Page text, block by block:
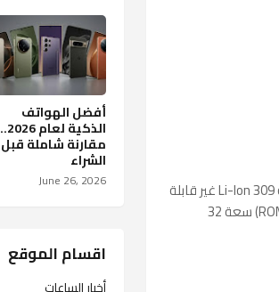
والتي تعمل بنظام تشغيل watchOS 9.2، كما يوجد بها بطارية 309 Li-lon غير قابلة
للإزالة، وكذلك تمتلك ذاكرة وصول عشوائي (RAM) سعة 1 جيجابايت، وذاكرة وصول عشوائي (ROM) سعة 32
أفضل الهواتف
الذكية لعام 2026..
مقارنة شاملة قبل
الشراء
June 26, 2026
اقسام الموقع